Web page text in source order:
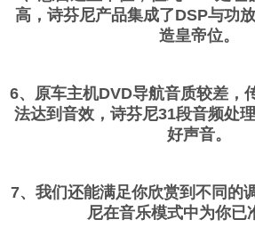
高，诗芬尼产品集成了DSP与功
造皇帝位。
6、原车主机DVD导航音质较差，
法达到音效，诗芬尼31段音频处
好声音。
7、我们还能满足你欣赏到不同的
尼在音乐模式中为你已